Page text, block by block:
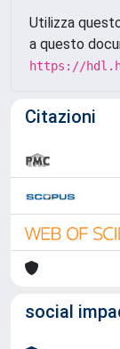
Utilizza
a questo
https://
Citazioni
social